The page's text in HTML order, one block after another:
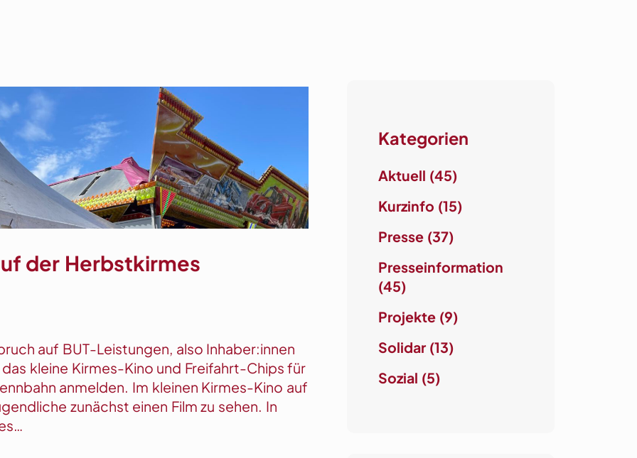
der Herbstkirmes
auf BUT-Leistungen, also Inhaber:innen
kleine Kirmes-Kino und Freifahrt-Chips für
anmelden. Im kleinen Kirmes-Kino auf
zunächst einen Film zu sehen. In
Kategorien
Aktuell (45)
Kurzinfo (15)
Presse(37)
Presseinformation
(45)
Projekte(9)
Solidar(13)
Sozial (5)